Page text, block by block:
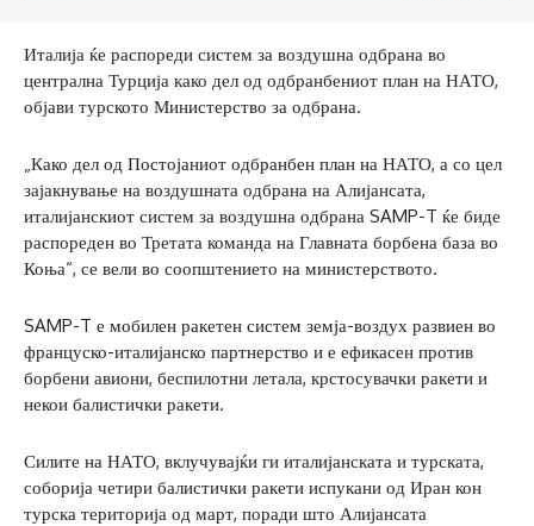
Италија ќе распореди систем за воздушна одбрана во
централна Турција како дел од одбранбениот план на НАТО,
објави турското Министерство за одбрана.
„Како дел од Постојаниот одбранбен план на НАТО, а со цел
зајакнување на воздушната одбрана на Алијансата,
италијанскиот систем за воздушна одбрана SAMP-T ќе биде
распореден во Третата команда на Главната борбена база во
Коња“, се вели во соопштението на министерството.
SAMP-T е мобилен ракетен систем земја-воздух развиен во
француско-италијанско партнерство и е ефикасен против
борбени авиони, беспилотни летала, крстосувачки ракети и
некои балистички ракети.
Силите на НАТО, вклучувајќи ги италијанската и турската,
соборија четири балистички ракети испукани од Иран кон
турска територија од март, поради што Алијансата